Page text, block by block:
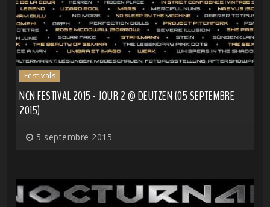
Festivals
NCN FESTIVAL 2015 - JOUR 2 @ DEUTZEN (05 SEPTEMBRE
2015)
5 septembre 2015